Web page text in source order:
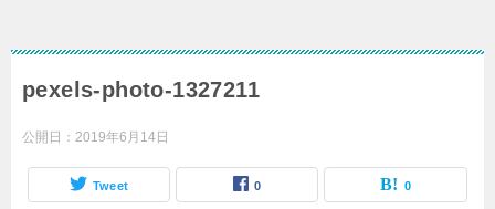
pexels-photo-1327211
公開日： 2019年6月14日
Tweet 0 0